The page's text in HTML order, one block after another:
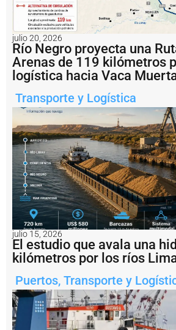
d
l
P
u
e
r
t
o
d
e
R
o
s
a
ri
o
c
v
e
r
r
s
e
r
e
julio 20, 2026
Río Negro proyecta una
Arenas de 119 kilómetros
logística hacia Vaca
Transporte y Logística
julio 15, 2026
El estudio que avala una
kilómetros por los ríos
Puertos, Transporte y